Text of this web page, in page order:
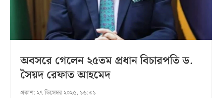
অবসরে গেলেন ২৫তম প্রধান বিচারপতি ড.
সৈয়দ রেফাত আহমেদ
প্রকাশ: ২৭ ডিসেম্বর ২০২৫, ১৬:৩১